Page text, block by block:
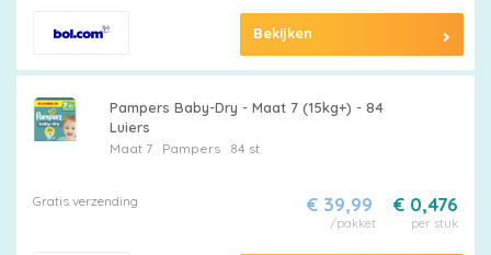
Billendoekjes
Merken
vergelijken
Bekijken
Pampers Baby-Dry - Maat 7 (15kg+) - 84
Luiers
Maat 7 Pampers84 st
Gratis verzending € 0,476
per stuk
€ 39,99
/pakket